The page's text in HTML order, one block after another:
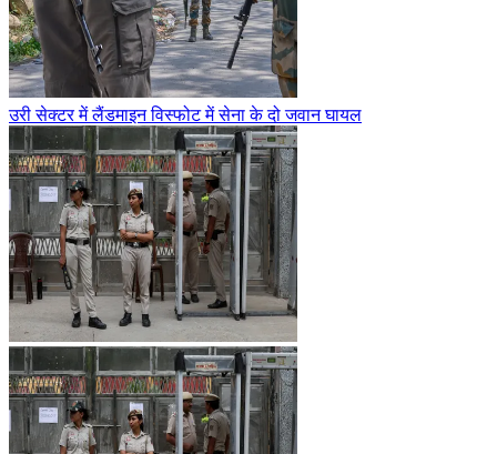
उरी सेक्टर में लैंडमाइन विस्फोट में सेना के दो जवान घायल